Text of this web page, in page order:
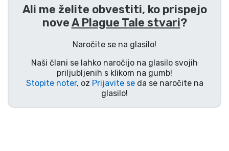
Ali me želite obvestiti, ko prispejo
noveA Plague Tale stvari?
Naročite se na glasilo!
Naši člani se lahko naročijo na glasilo svojih
priljubljenih s klikom na gumb!
Stopite noter, oz Prijavite seda se naročite na
glasilo!
Filmske izdelki
Risani izdelki
Anime izdelki